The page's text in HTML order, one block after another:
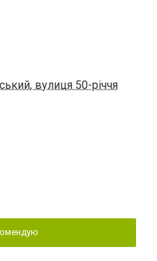
вулиця 50-річчя